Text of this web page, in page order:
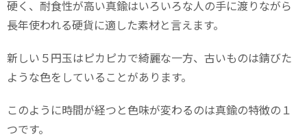
硬く、耐食性が高い真鍮はいろいろな人の手に渡りながら
長年使われる硬貨に適した素材と言えます。
新しい５円玉はピカピカで綺麗な一方、古いものは錆びた
ような色をしていることがあります。
このように時間が経つと色味が変わるのは真鍮の特徴の１
つです。